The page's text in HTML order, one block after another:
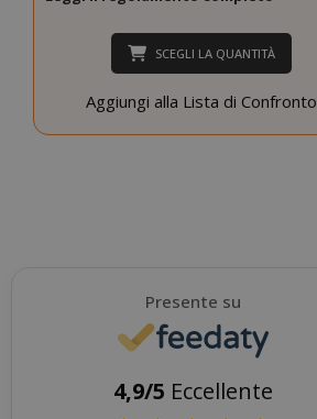
SCEGLI LA QUANTITÀ
Aggiungi alla Lista di Confronto
Presente su
4,9/5 Eccellente